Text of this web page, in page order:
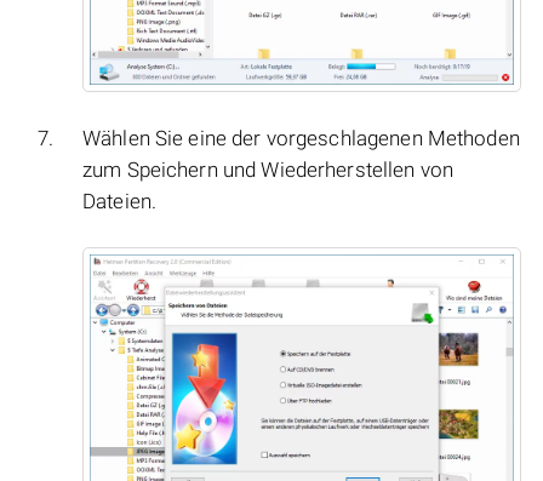
Wählen Sie eine der vorgeschlagenen Methoden
zum Speichern und Wiederherstellen von
Dateien.